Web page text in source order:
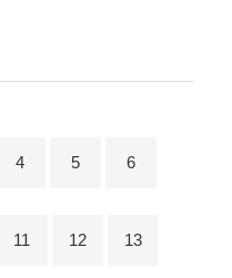
4 5 6
11 12 13